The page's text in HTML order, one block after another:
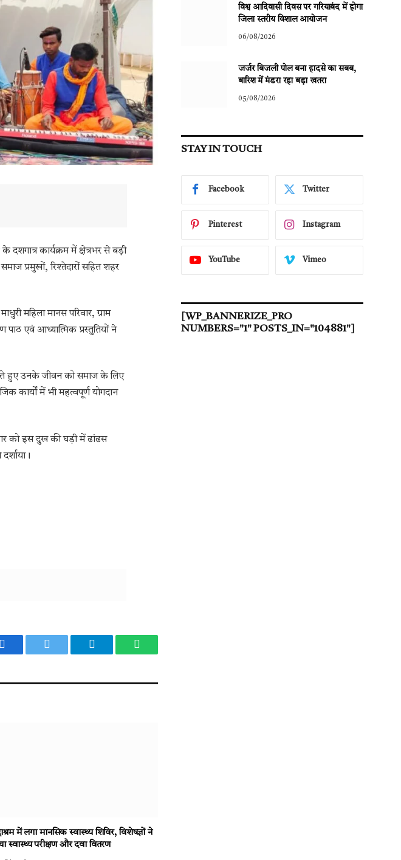
दशगात्र कार्यक्रम में क्षेत्रभर से बड़ी
प्रमुखों, रिश्तेदारों सहित शहर
महिला मानस परिवार, ग्राम
पाठ एवं आध्यात्मिक प्रस्तुतियों ने
हुए उनके जीवन को समाज के लिए
कार्यों में भी महत्वपूर्ण योगदान
को इस दुख की घड़ी में ढांढस
FacebookTwitter TelegramWhatsApp
में लगा मानसिक स्वास्थ्य शिविर, विशेषज्ञों ने
स्वास्थ्य परीक्षण और दवा वितरण
विश्व आदिवासी दिवस पर गरियाबंद में होगा
जिला स्तरीय विशाल आयोजन
06/08/2026
जर्जर बिजली पोल बना हादसे का सबब,
बारिश में मंडरा रहा बड़ा खतरा
05/08/2026
STAY IN TOUCH
Facebook Twitter
Pinterest Instagram
YouTube Vimeo
[WP_BANNERIZE_PRO
NUMBERS="1" POSTS_IN="104881"]